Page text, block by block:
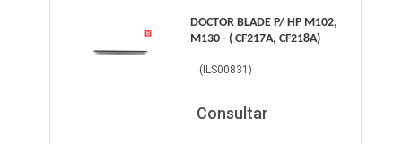
DOCTOR BLADE P/ HP M102,
M130 - ( CF217A, CF218A)
(ILS00831 )
Consultar